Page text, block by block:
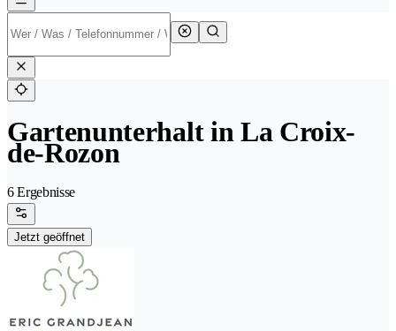
Gartenunterhalt in La Croix-
de-Rozon
6 Ergebnisse
Jetzt geöffnet